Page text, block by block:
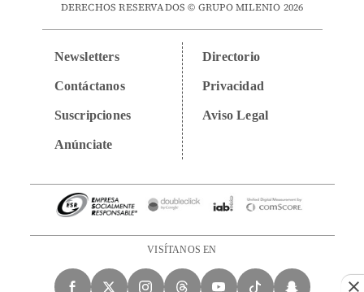
DERECHOS RESERVADOS © GRUPO MILENIO 2026
Newsletters
Contáctanos
Suscripciones
Anúnciate
Directorio
Privacidad
Aviso Legal
VISÍTANOS EN